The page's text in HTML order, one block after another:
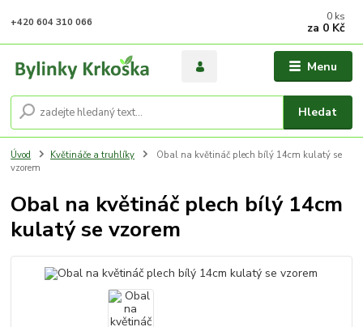
Menu
Hledat
+420 604 310 066 0 ks
za 0 Kč
Úvod Květináče a truhlíky
Obal na květináč plech bílý 14cm kulatý se
vzorem
Obal na květináč plech bílý 14cm
kulatý se vzorem